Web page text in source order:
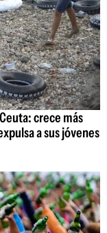
crece más
a sus jóvenes